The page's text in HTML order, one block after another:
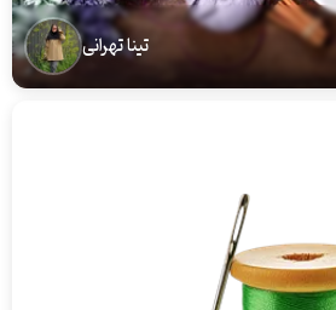
تینا تهرانی